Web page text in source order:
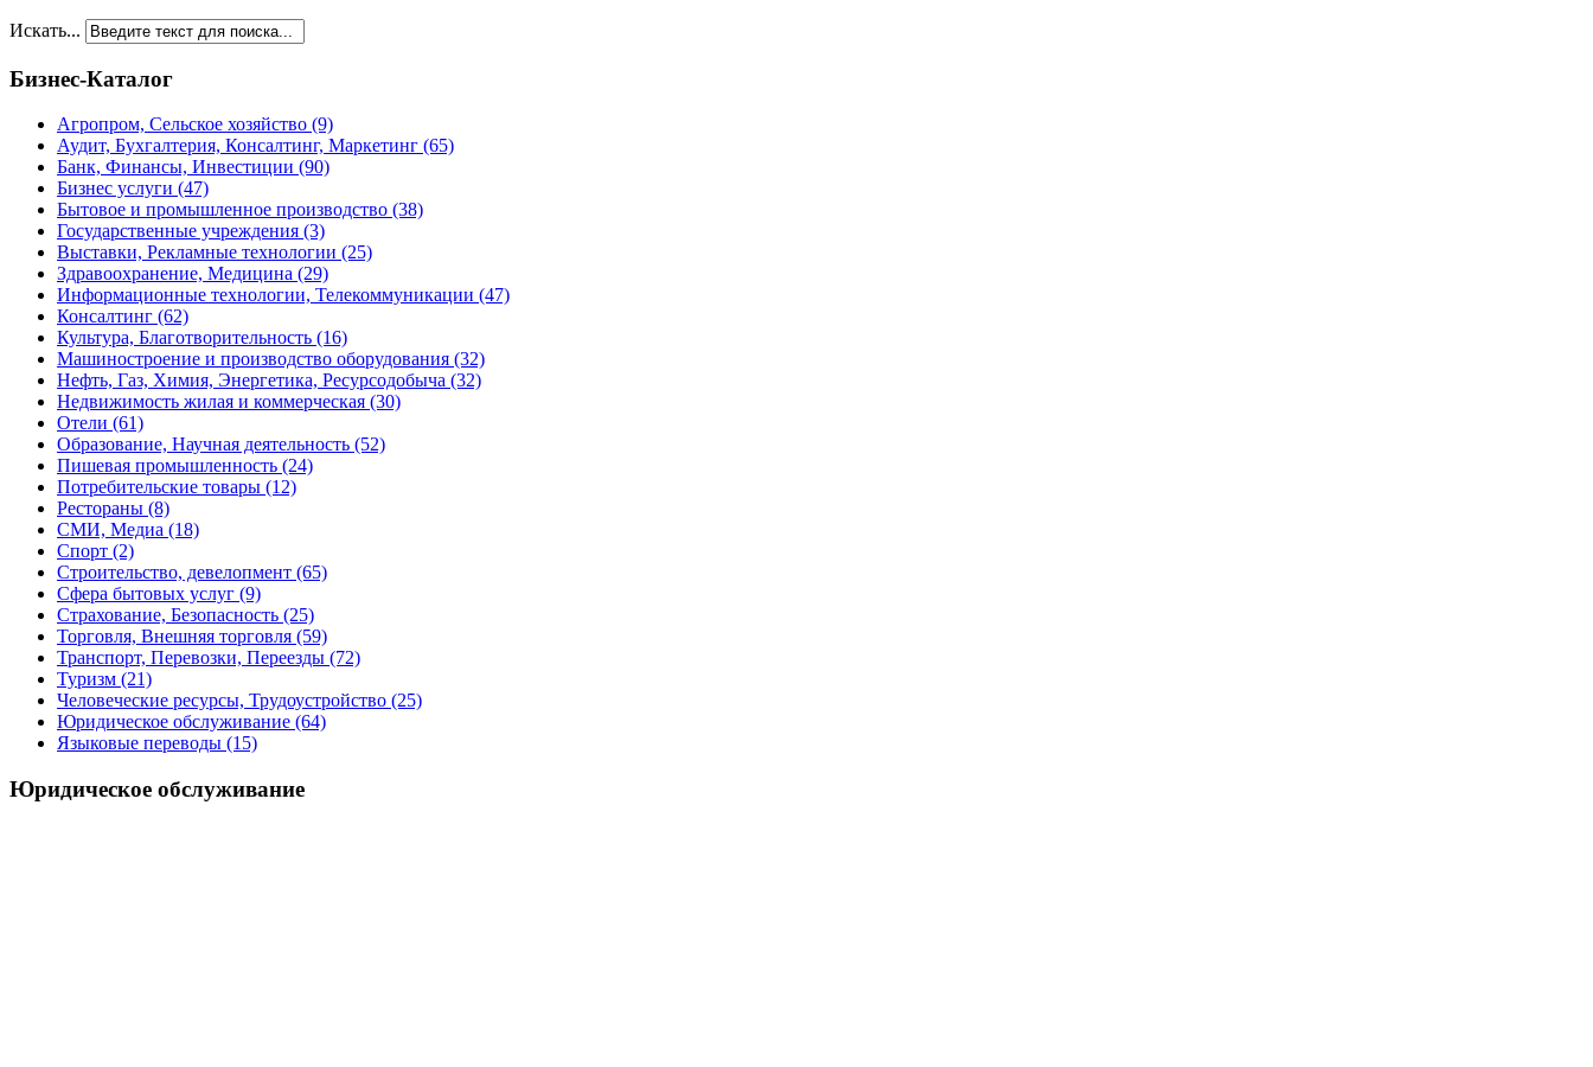
Искать...
Бизнес-Каталог
Агропром, Сельское хозяйство (9)
Аудит, Бухгалтерия, Консалтинг, Маркетинг (65)
Банк, Финансы, Инвестиции (90)
Бизнес услуги (47)
Бытовое и промышленное производство (38)
Государственные учреждения (3)
Выставки, Рекламные технологии (25)
Здравоохранение, Медицина (29)
Информационные технологии, Телекоммуникации (47)
Консалтинг (62)
Культура, Благотворительность (16)
Машиностроение и производство оборудования (32)
Нефть, Газ, Химия, Энергетика, Ресурсодобыча (32)
Недвижимость жилая и коммерческая (30)
Отели (61)
Образование, Научная деятельность (52)
Пишевая промышленность (24)
Потребительские товары (12)
Рестораны (8)
СМИ, Медиа (18)
Спорт (2)
Строительство, девелопмент (65)
Сфера бытовых услуг (9)
Страхование, Безопасность (25)
Торговля, Внешняя торговля (59)
Транспорт, Перевозки, Переезды (72)
Туризм (21)
Человеческие ресурсы, Трудоустройство (25)
Юридическое обслуживание (64)
Языковые переводы (15)
Юридическое обслуживание